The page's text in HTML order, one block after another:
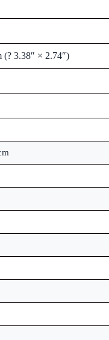
(? 3.38″ × 2.74″)